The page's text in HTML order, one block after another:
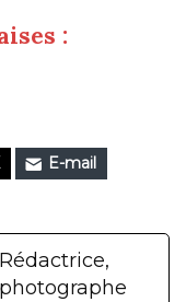
:
E-mail
Rédactrice,
photographe